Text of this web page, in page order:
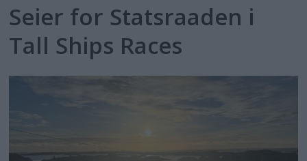
Seier for Statsraaden i
Tall Ships Races